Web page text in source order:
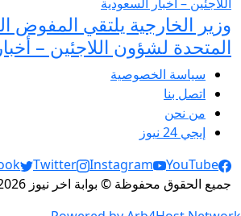
وزير الخارجية يلتقي المفوض
المتحدة لشؤون اللاجئين –
سياسة الخصوصية
اتصل بنا
من نحن
إيجي 24 نيوز
Social Links
Twitter Instagram
YouTube
جميع الحقوق محفوظة © بوابة اخر نيوز 2026